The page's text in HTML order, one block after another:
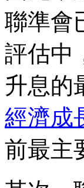
聯準會
評估中
升息的
經濟成
前最主